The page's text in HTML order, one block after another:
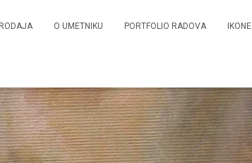
O UMETNIKU PORTFOLIO RADOVA IKONE